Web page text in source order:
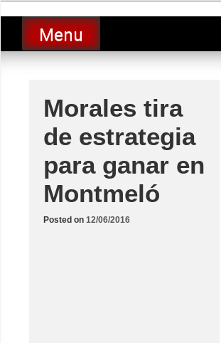
to
contentLucio Lopez
luciolopezgp
Menu
Morales tira
de estrategia
para ganar en
Montmeló
Posted on 12/06/2016